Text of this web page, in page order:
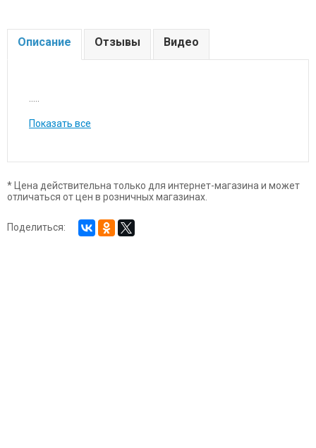
Описание Отзывы Видео
Показать все
* Цена действительна только для интернет-магазина и может
отличаться от цен в розничных магазинах.
Поделиться: